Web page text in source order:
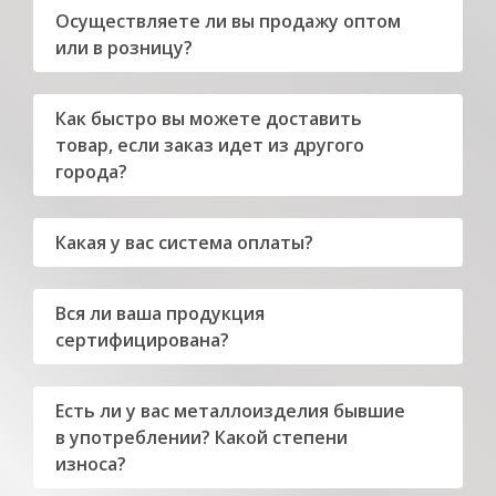
Труба профильная
150х100 4 3 СП5
Осуществляете ли вы продажу оптом
или в розницу?
Как быстро вы можете доставить
товар, если заказ идет из другого
города?
Какая у вас система оплаты?
Вся ли ваша продукция
сертифицирована?
Есть ли у вас металлоизделия бывшие
в употреблении? Какой степени
износа?